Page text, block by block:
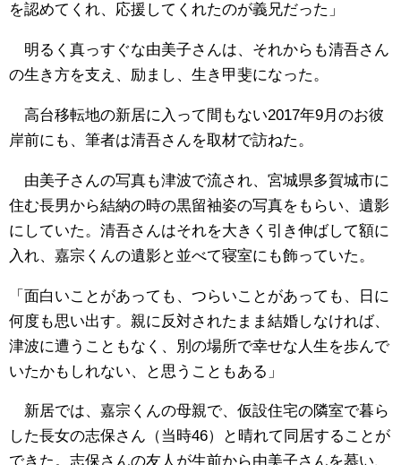
を認めてくれ、応援してくれたのが義兄だった」
明るく真っすぐな由美子さんは、それからも清吾さん
の生き方を支え、励まし、生き甲斐になった。
高台移転地の新居に入って間もない2017年9月のお彼
岸前にも、筆者は清吾さんを取材で訪ねた。
由美子さんの写真も津波で流され、宮城県多賀城市に
住む長男から結納の時の黒留袖姿の写真をもらい、遺影
にしていた。清吾さんはそれを大きく引き伸ばして額に
入れ、嘉宗くんの遺影と並べて寝室にも飾っていた。
「面白いことがあっても、つらいことがあっても、日に
何度も思い出す。親に反対されたまま結婚しなければ、
津波に遭うこともなく、別の場所で幸せな人生を歩んで
いたかもしれない、と思うこともある」
新居では、嘉宗くんの母親で、仮設住宅の隣室で暮ら
した長女の志保さん（当時46）と晴れて同居することが
できた。志保さんの友人が生前から由美子さんを慕い、